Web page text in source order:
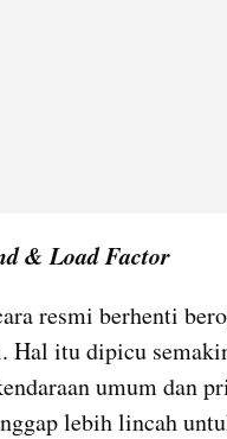
& Load Factor
resmi berhenti
Hal itu dipicu
umum dan
lebih lincah